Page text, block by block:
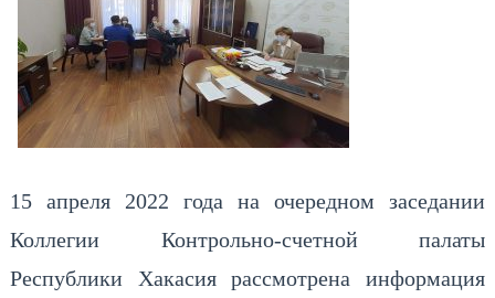
15 апреля 2022 года на очередном заседании
Коллегии Контрольно-счетной палаты
Республики Хакасия рассмотрена информация